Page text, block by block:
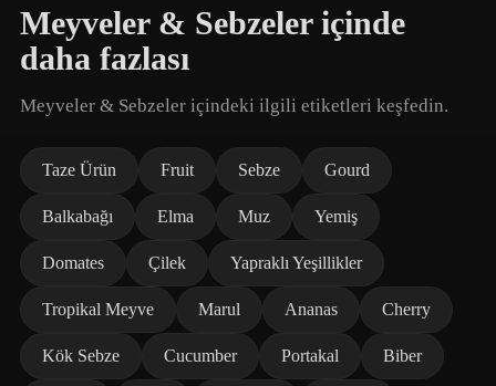
Meyveler & Sebzeler içinde
daha fazlası
Meyveler & Sebzeler içindeki ilgili etiketleri keşfedin.
Taze Ürün Fruit Sebze Gourd
Balkabağı Elma Muz Yemiş
Domates Çilek Yapraklı Yeşillikler
Tropikal Meyve Marul Ananas Cherry
Kök Sebze Cucumber Portakal Biber